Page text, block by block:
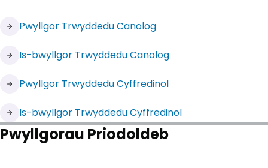
Pwyllgor Trwyddedu Canolog
(yn agor mewn tab newydd)
Is-bwyllgor Trwyddedu Canolog
(yn agor mewn tab newydd)
Pwyllgor Trwyddedu Cyffredinol
(yn agor mewn tab newydd)
Is-bwyllgor Trwyddedu Cyffredinol
(yn agor mewn tab newydd)
Pwyllgorau Priodoldeb